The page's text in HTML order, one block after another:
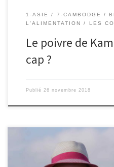
1-ASIE 7-CAMBODGE
L'ALIMENTATION
LES
Le poivre de
cap ?
Publié 26 novembre 2018